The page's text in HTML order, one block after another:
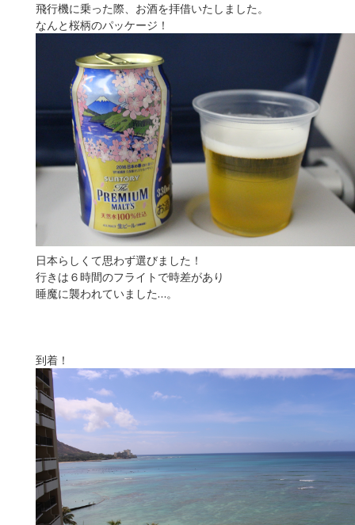
飛行機に乗った際、お酒を拝借いたしました。
なんと桜柄のパッケージ！
日本らしくて思わず選びました！
行きは６時間のフライトで時差があり
睡魔に襲われていました…。
到着！